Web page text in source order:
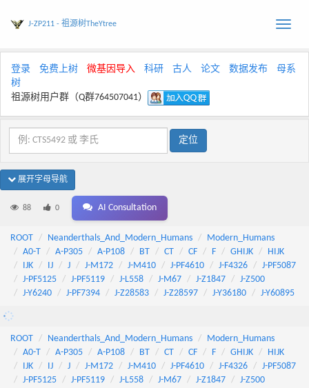
Toggle
J-ZP211 - 祖源树TheYtree
登录 免费上树 微基因导入 科研 古人 论文 数据发布
母系
树
祖源树用户群（Q群764507041）
展开字母导航
88 0 AI Consultation
ROOT Neanderthals_And_Modern_Humans
Modern_Humans
A0-T
A-P305 A-P108 BT CT CF F GHIJK
HIJK
IJK
IJ J J-M172 J-M410 J-PF4610 J-F4326
J-PF5087
J-PF5125
J-PF5119 J-L558 J-M67 J-Z1847
J-Z500
J-Y6240
J-PF7394 J-Z28583 J-Z28597 J-Y36180 J-Y60895
ROOT Neanderthals_And_Modern_Humans
Modern_Humans
A0-T
A-P305 A-P108 BT CT CF F GHIJK
HIJK
IJK
IJ J J-M172 J-M410 J-PF4610 J-F4326
J-PF5087
J-PF5125
J-PF5119 J-L558 J-M67 J-Z1847
J-Z500